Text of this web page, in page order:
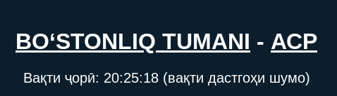
BO‘STONLIQ TUMANI - АСР
Вақти ҷорӣ: 20:25:18(вақти дастгоҳи шумо)